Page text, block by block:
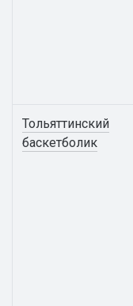
Тольяттинский
баскетболик